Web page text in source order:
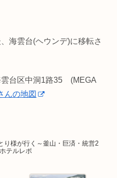
海雲台(ヘウンデ)に移転さ
雲台区中洞1路35 (MEGA
んの地図
り様が行く～釜山・巨済・統営2
テルレポ